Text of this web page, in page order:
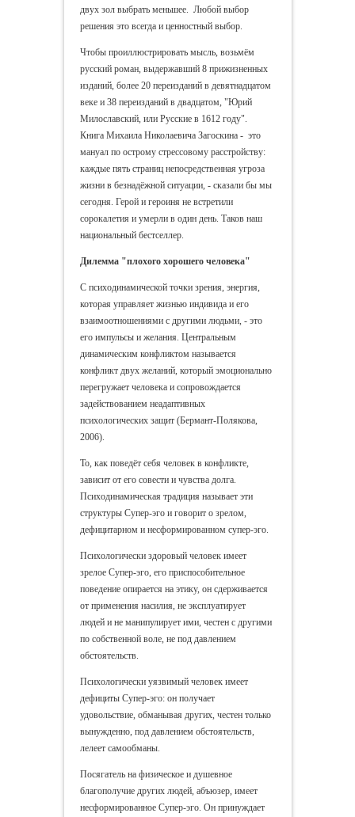
двух зол выбрать меньшее. Любой выбор
решения это всегда и ценностный выбор.
Чтобы проиллюстрировать мысль, возьмём
русский роман, выдержавший 8 прижизненных
изданий, более 20 переизданий в девятнадцатом
веке и 38 переизданий в двадцатом, "Юрий
Милославский, или Русские в 1612 году".
Книга Михаила Николаевича Загоскина - это
мануал по острому стрессовому расстройству:
каждые пять страниц непосредственная угроза
жизни в безнадёжной ситуации, - сказали бы мы
сегодня. Герой и героиня не встретили
сорокалетия и умерли в один день. Таков наш
национальный бестселлер.
Дилемма "плохого хорошего человека"
С психодинамической точки зрения, энергия,
которая управляет жизнью индивида и его
взаимоотношениями с другими людьми, - это
его импульсы и желания. Центральным
динамическим конфликтом называется
конфликт двух желаний, который эмоционально
перегружает человека и сопровождается
задействованием неадаптивных
психологических защит (Бермант-Полякова,
2006).
То, как поведёт себя человек в конфликте,
зависит от его совести и чувства долга.
Психодинамическая традиция называет эти
структуры Супер-эго и говорит о зрелом,
дефицитарном и несформированном супер-эго.
Психологически здоровый человек имеет
зрелое Супер-эго, его приспособительное
поведение опирается на этику, он сдерживается
от применения насилия, не эксплуатирует
людей и не манипулирует ими, честен с другими
по собственной воле, не под давлением
обстоятельств.
Психологически уязвимый человек имеет
дефициты Супер-эго: он получает
удовольствие, обманывая других, честен только
вынужденно, под давлением обстоятельств,
лелеет самообманы.
Посягатель на физическое и душевное
благополучие других людей, абъюзер, имеет
несформированное Супер-эго. Он принуждает